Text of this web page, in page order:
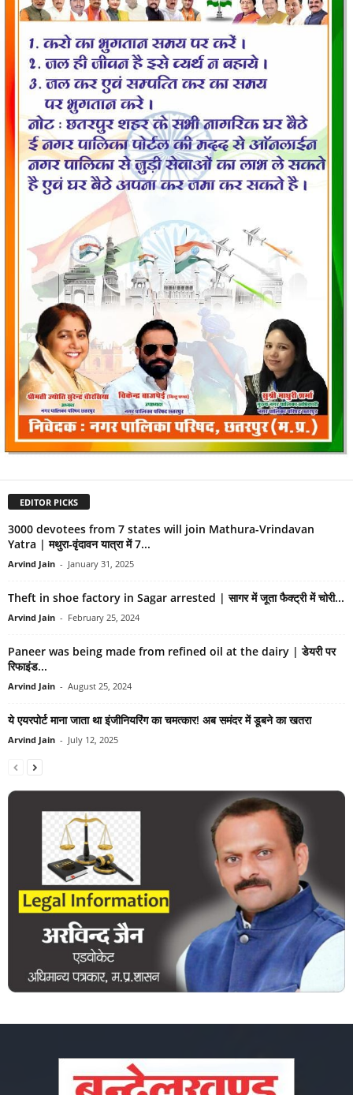
EDITOR PICKS
3000 devotees from 7 states will join Mathura-Vrindavan
Yatra | मथुरा-वृंदावन यात्रा में 7...
Arvind Jain - January 31, 2025
Theft in shoe factory in Sagar arrested | सागर में जूता फैक्ट्री में चोरी...
Arvind Jain - February 25, 2024
Paneer was being made from refined oil at the dairy | डेयरी पर
रिफाइंड...
Arvind Jain - August 25, 2024
ये एयरपोर्ट माना जाता था इंजीनियरिंग का चमत्कार! अब समंदर में डूबने का खतरा
Arvind Jain - July 12, 2025